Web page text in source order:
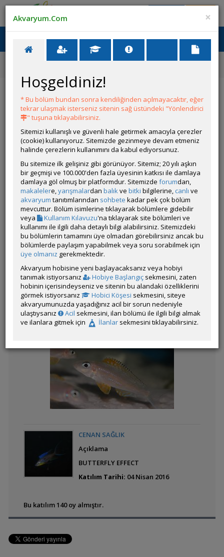
Ana Menü
Yarışmalar
80. Akvaryum ve Akvaryum Canlısı Yarışması
Yarışmalar
Katıl Ödüller
XENOTALAPİA PAPİLİO KANONİ
Kategorinin Diğer Katılımları
Liste
apistogramma
Yaşayan tarih müzesi.
Gözüm gibi baktığım
CENAN SAĞLIK
Açıklama
BUTTERFLY EFFECT
Katılım Tarihi: 04 Nisan 2016
Bu katılım 140 oy almıştır.
×
Akvaryum.Com
Hoşgeldiniz!
* Bu bölüm bundan sonra kendiliğinden açılmayacaktır, eğer
tekrar ulaşmak isterseniz sitenin sağ üstündeki "Yönlendirici
" tuşuna tıklayabilirsiniz.
Sitemizi kullanışlı ve güvenli hale getirmek amacıyla çerezler
(cookie) kullanıyoruz. Sitemizde gezinmeye devam etmeniz
halinde çerezlerin kullanımını da kabul ediyorsunuz.
Bu sitemize ilk gelişiniz gibi görünüyor. Sitemiz; 20 yılı aşkın
bir geçmişi ve 100.000'den fazla üyesinin katkısı ile damlaya
damlaya göl olmuş bir platformdur. Sitemizde forumdan,
makalelere,yarışmalardan balıkve bitki bilgilerine, canlı ve
akvaryum tanıtımlarından sohbete kadar pek çok bölüm
mevcuttur. Bölüm isimlerine tıklayarak bölümlere gidebilir
veya
Kullanım Kılavuzu'na tıklayarak site bölümleri ve
kullanımı ile ilgili daha detaylı bilgi alabilirsiniz. Sitemizdeki
bu bölümlerin tamamını üye olmadan görebilirsiniz ancak bu
bölümlerde paylaşım yapabilmek veya soru sorabilmek için
üye olmanız gerekmektedir.
Akvaryum hobisine yeni başlayacaksanız veya hobiyi
tanımak istiyorsanız
Hobiye Başlangıç sekmesini, zaten
hobinin içerisindeyseniz ve sitenin bu alandaki özelliklerini
görmek istiyorsanız
Hobici Köşesi sekmesini, siteye
akvaryumunuzda yaşadığınız acil bir sorun nedeniyle
ulaştıysanız
Acil sekmesini, ilan bölümü ile ilgili bilgi almak
ve ilanlara gitmek için
İlanlar sekmesini tıklayabilirsiniz.